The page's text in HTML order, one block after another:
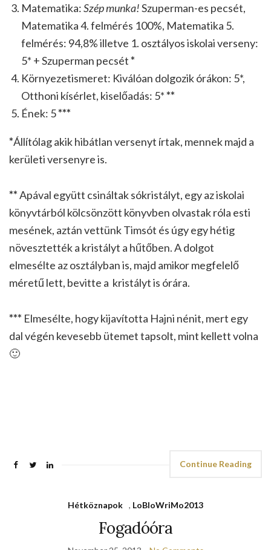
Matematika:Szép munka!Szuperman-es pecsét,
Matematika 4. felmérés 100%, Matematika 5.
felmérés: 94,8% illetve 1. osztályos iskolai verseny:
5* + Szuperman pecsét*
Környezetismeret: Kiválóan dolgozik órákon: 5*,
Otthoni kísérlet, kiselőadás: 5***
Ének: 5***
*Állítólag akik hibátlan versenyt írtak, mennek majd a
kerületi versenyre is.
**Apával együtt csináltak sókristályt, egy az iskolai
könyvtárból kölcsönzött könyvben olvastak róla esti
mesének, aztán vettünk Timsót és úgy egy hétig
növesztették a kristályt a hűtőben. A dolgot
elmesélte az osztályban is, majd amikor megfelelő
méretű lett, bevitte a kristályt is órára.
*** Elmesélte, hogy kijavította Hajni nénit, mert egy
dal végén kevesebb ütemet tapsolt, mint kellett volna
🙂
Continue Reading
Hétköznapok , LoBloWriMo2013
Fogadóóra